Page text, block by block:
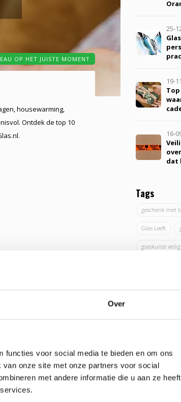
Over
functies voor social media te bieden en om ons
onze site met onze partners voor social
met andere informatie die u aan ze heeft
OP HET JUISTE MOMENT
housewarming,
Ontdek de top 10
25-
19-
16-
dat
Tags
geschenk met
Glas Leeft
glaskunst
perfecte
presentatie
Blijf up-